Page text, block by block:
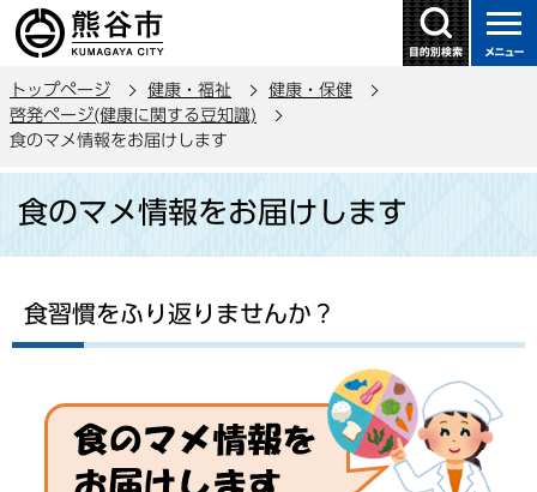
の
ー
ジ
で
トップページ 健康・福祉
健康・保健
啓発ページ(健康に関する豆知識)
食のマメ情報をお届けします
ら
食のマメ情報をお届けします
食習慣をふり返りませんか？